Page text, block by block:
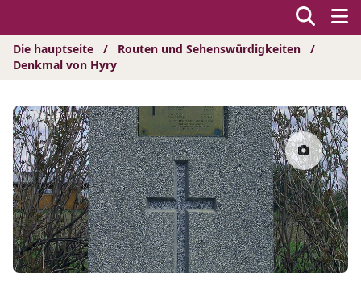
Die hauptseite / Routen und Sehenswürdigkeiten
/
Denkmal von Hyry